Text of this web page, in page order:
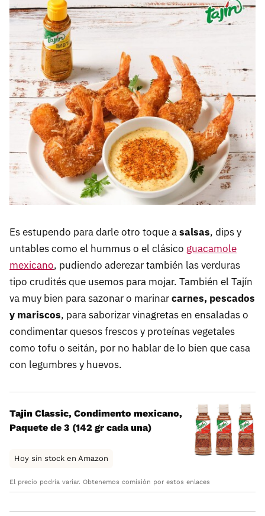
Es estupendo para darle otro toque asalsas, dips y
untables como el hummus o el clásico guacamole
mexicano, pudiendo aderezar también las verduras
tipo crudités que usemos para mojar. También el Tajín
va muy bien para sazonar o marinarcarnes, pescados
y mariscos, para saborizar vinagretas en ensaladas o
condimentar quesos frescos y proteínas vegetales
como tofu o seitán, por no hablar de lo bien que casa
con legumbres y huevos.
Tajin Classic, Condimento mexicano,
Paquete de 3 (142 gr cada una)
Hoy sin stock en Amazon
El precio podría variar. Obtenemos comisión por estos enlaces